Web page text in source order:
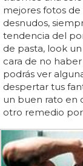
mejores fotos de
desnudos,
tendencia del
de pasta, look
cara de no
podrás ver
despertar tus
un buen rato en
otro remedio